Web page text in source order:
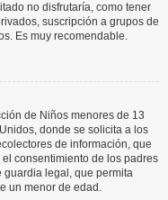
no disfrutaría, como tener
suscripción a grupos de
Es muy recomendable.
de Niños menores de 13
donde se solicita a los
de información, que
consentimiento de los padres
guardia legal, que permita
un menor de edad.